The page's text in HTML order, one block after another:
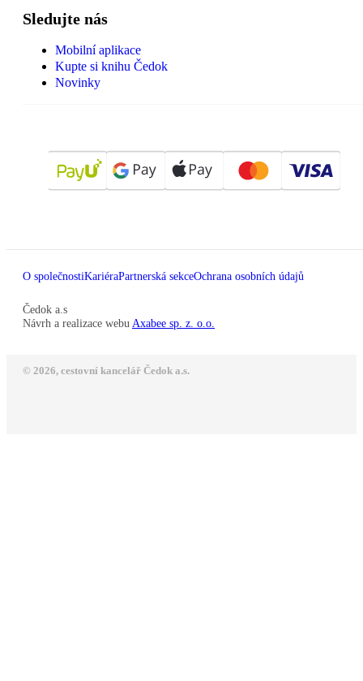
Sledujte nás
Mobilní aplikace
Kupte si knihu Čedok
Novinky
O společnostiKariéraPartnerská sekceOchrana osobních údajů
Čedok a.s
Návrh a realizace webu Axabee sp. z. o.o.
© 2026, cestovní kancelář Čedok a.s.